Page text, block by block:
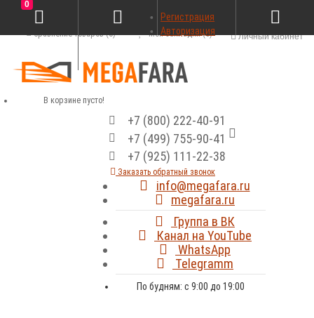
Личный кабинет
Мои закладки (0)
Сравнение товаров (0)
+7 (800) 222-40-91
+7 (499) 755-90-41
+7 (925) 111-22-38
Заказать обратный звонок
info@megafara.ru
megafara.ru
Группа в ВК
Канал на YouTube
WhatsApp
Telegramm
По будням: с 9:00 до 19:00
Регистрация
Авторизация
0
В корзине пусто!